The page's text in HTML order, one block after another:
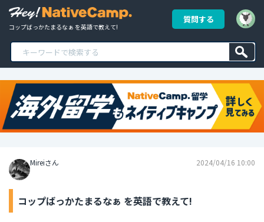
コップばっかたまるなぁ を英語で教えて!
質問する
Mireiさん 2024/04/16 10:00
コップばっかたまるなぁ を英語で教えて!